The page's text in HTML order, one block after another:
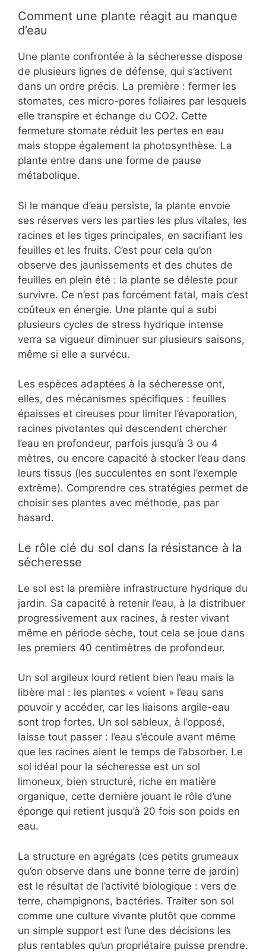
Comment une plante réagit au manque
d’eau
Une plante confrontée à la sécheresse dispose
de plusieurs lignes de défense, qui s’activent
dans un ordre précis. La première : fermer les
stomates, ces micro-pores foliaires par lesquels
elle transpire et échange du CO2. Cette
fermeture stomate réduit les pertes en eau
mais stoppe également la photosynthèse. La
plante entre dans une forme de pause
métabolique.
Si le manque d’eau persiste, la plante envoie
ses réserves vers les parties les plus vitales, les
racines et les tiges principales, en sacrifiant les
feuilles et les fruits. C’est pour cela qu’on
observe des jaunissements et des chutes de
feuilles en plein été : la plante se déleste pour
survivre. Ce n’est pas forcément fatal, mais c’est
coûteux en énergie. Une plante qui a subi
plusieurs cycles de stress hydrique intense
verra sa vigueur diminuer sur plusieurs saisons,
même si elle a survécu.
Les espèces adaptées à la sécheresse ont,
elles, des mécanismes spécifiques : feuilles
épaisses et cireuses pour limiter l’évaporation,
racines pivotantes qui descendent chercher
l’eau en profondeur, parfois jusqu’à 3 ou 4
mètres, ou encore capacité à stocker l’eau dans
leurs tissus (les succulentes en sont l’exemple
extrême). Comprendre ces stratégies permet de
choisir ses plantes avec méthode, pas par
hasard.
Le rôle clé du sol dans la résistance à la
sécheresse
Le sol est la première infrastructure hydrique du
jardin. Sa capacité à retenir l’eau, à la distribuer
progressivement aux racines, à rester vivant
même en période sèche, tout cela se joue dans
les premiers 40 centimètres de profondeur.
Un sol argileux lourd retient bien l’eau mais la
libère mal : les plantes « voient » l’eau sans
pouvoir y accéder, car les liaisons argile-eau
sont trop fortes. Un sol sableux, à l’opposé,
laisse tout passer : l’eau s’écoule avant même
que les racines aient le temps de l’absorber. Le
sol idéal pour la sécheresse est un sol
limoneux, bien structuré, riche en matière
organique, cette dernière jouant le rôle d’une
éponge qui retient jusqu’à 20 fois son poids en
eau.
La structure en agrégats (ces petits grumeaux
qu’on observe dans une bonne terre de jardin)
est le résultat de l’activité biologique : vers de
terre, champignons, bactéries. Traiter son sol
comme une culture vivante plutôt que comme
un simple support est l’une des décisions les
plus rentables qu’un propriétaire puisse prendre.